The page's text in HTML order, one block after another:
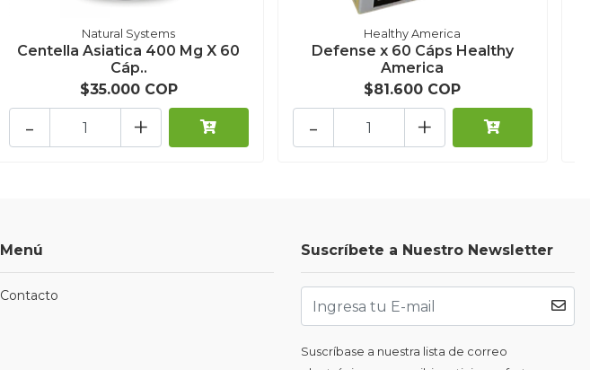
Natural Systems
Centella Asiatica 400 Mg X 60
Cáp..
$35.000 COP
+
-
Healthy America
Defense x 60 Cáps Healthy
America
$81.600 COP
+
-
Menú
Contacto
Suscríbete a Nuestro Newsletter
Suscríbase a nuestra lista de correo